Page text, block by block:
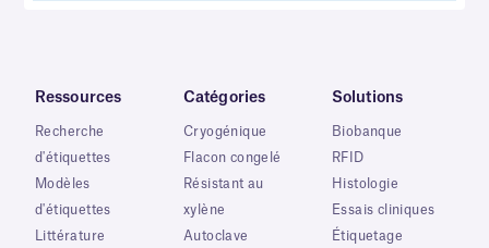
Ressources
Recherche
d'étiquettes
Modèles
d'étiquettes
Littérature
Catégories
Cryogénique
Flacon congelé
Résistant au
xylène
Autoclave
Solutions
Biobanque
RFID
Histologie
Essais cliniques
Étiquetage